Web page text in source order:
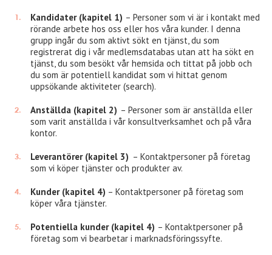
Kandidater (kapitel 1) – Personer som vi är i kontakt med
rörande arbete hos oss eller hos våra kunder. I denna
grupp ingår du som aktivt sökt en tjänst, du som
registrerat dig i vår medlemsdatabas utan att ha sökt en
tjänst, du som besökt vår hemsida och tittat på jobb och
du som är potentiell kandidat som vi hittat genom
uppsökande aktiviteter (search).
Anställda (kapitel 2) – Personer som är anställda eller
som varit anställda i vår konsultverksamhet och på våra
kontor.
Leverantörer (kapitel 3) – Kontaktpersoner på företag
som vi köper tjänster och produkter av.
Kunder (kapitel 4) – Kontaktpersoner på företag som
köper våra tjänster.
Potentiella kunder (kapitel 4) – Kontaktpersoner på
företag som vi bearbetar i marknadsföringssyfte.